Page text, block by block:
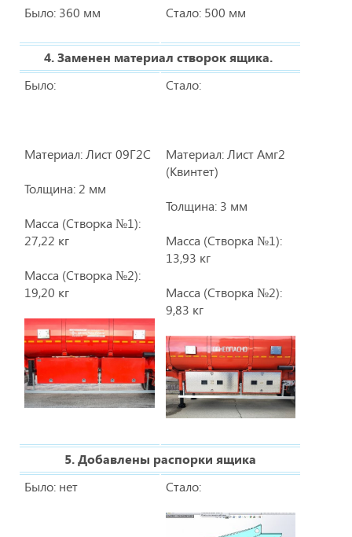
Было: 360 мм Стало: 500 мм
4. Заменен материал створок ящика.
Было:
Материал: Лист 09Г2С
Толщина: 2 мм
Масса (Створка №1):
27,22 кг
Масса (Створка №2):
19,20 кг
Стало:
Материал: Лист Амг2
(Квинтет)
Толщина: 3 мм
Масса (Створка №1):
13,93 кг
Масса (Створка №2):
9,83 кг
5. Добавлены распорки ящика
Было: нет
Стало: